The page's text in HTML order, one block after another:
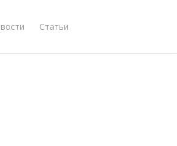
Статьи